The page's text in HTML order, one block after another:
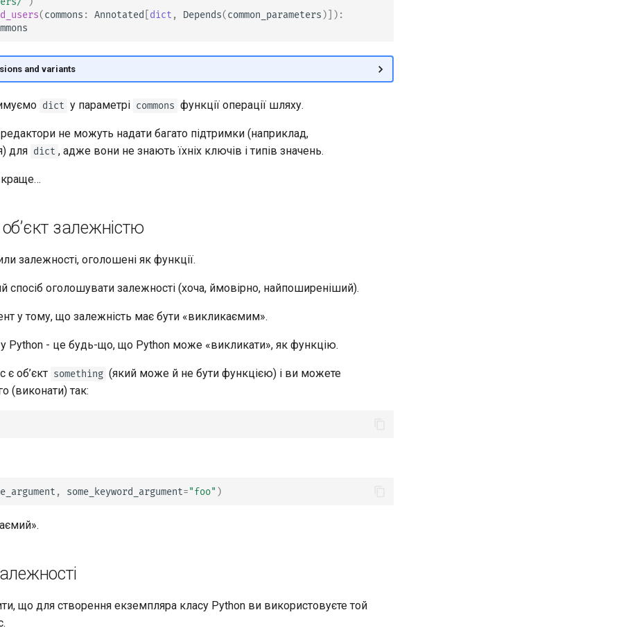
(commons : Annotated dict , Depends(common_parameters )]):
and variants
dict у параметрі commons функції операції шляху.
не можуть надати багато підтримки (наприклад,
для dict , адже вони не знають їхніх ключів і типів значень.
залежністю
залежності, оголошені як функції.
спосіб оголошувати залежності (хоча, ймовірно, найпоширеніший).
у тому, що залежність має бути «викликаємим».
Python - це будь-що, що Python може «викликати», як функцію.
є об’єкт something (який може й не бути функцією) і ви можете
(виконати) так:
, some_keyword_argument="foo" )
що для створення екземпляра класу Python ви використовуєте той